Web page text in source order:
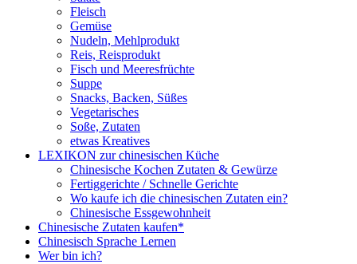
Fleisch
Gemüse
Nudeln, Mehlprodukt
Reis, Reisprodukt
Fisch und Meeresfrüchte
Suppe
Snacks, Backen, Süßes
Vegetarisches
Soße, Zutaten
etwas Kreatives
LEXIKON zur chinesischen Küche
Chinesische Kochen Zutaten & Gewürze
Fertiggerichte / Schnelle Gerichte
Wo kaufe ich die chinesischen Zutaten ein?
Chinesische Essgewohnheit
Chinesische Zutaten kaufen*
Chinesisch Sprache Lernen
Wer bin ich?